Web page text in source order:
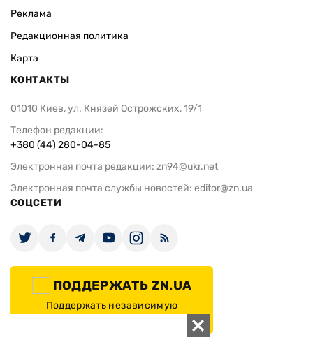
Реклама
Редакционная политика
Карта
КОНТАКТЫ
01010 Киев, ул. Князей Острожских, 19/1
Телефон редакции:
+380 (44) 280-04-85
Электронная почта редакции: zn94@ukr.net
Электронная почта службы новостей: editor@zn.ua
СОЦСЕТИ
ПОДДЕРЖАТЬ ZN.UA
Поддержать независимую
журналистику!